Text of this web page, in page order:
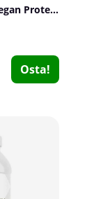
Scitec Nutrition 100% Vegan Protein, 1000 g
Osta!